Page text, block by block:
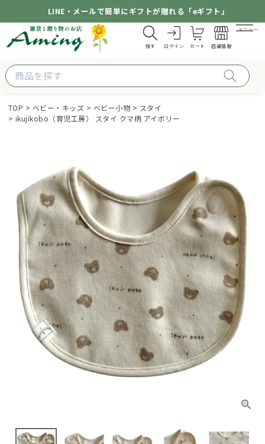
LINE・メールで簡単にギフトが贈れる「eギフト」
探す ログイン カート 店舗情報
メニュー
TOP ベビー・キッズ ベビー小物
スタイ
ikujikobo（育児工房） スタイ クマ柄 アイボリー